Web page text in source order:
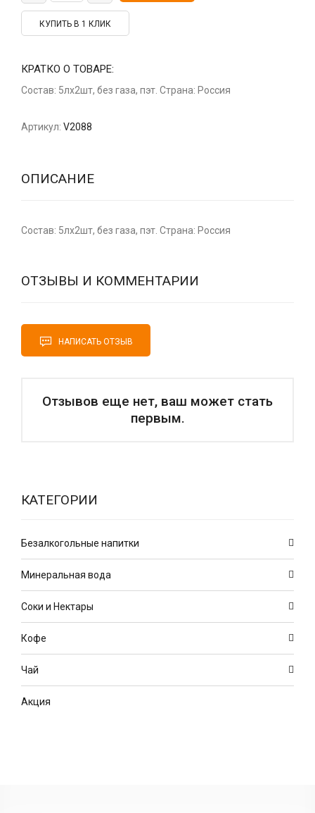
КУПИТЬ В 1 КЛИК
КРАТКО О ТОВАРЕ:
Состав: 5лх2шт, без газа, пэт. Страна: Россия
Артикул: V2088
ОПИСАНИЕ
Состав: 5лх2шт, без газа, пэт. Страна: Россия
ОТЗЫВЫ И КОММЕНТАРИИ
НАПИСАТЬ ОТЗЫВ
Отзывов еще нет, ваш может стать
первым.
КАТЕГОРИИ
Безалкогольные напитки
Минеральная вода
Соки и Нектары
Кофе
Чай
Акция